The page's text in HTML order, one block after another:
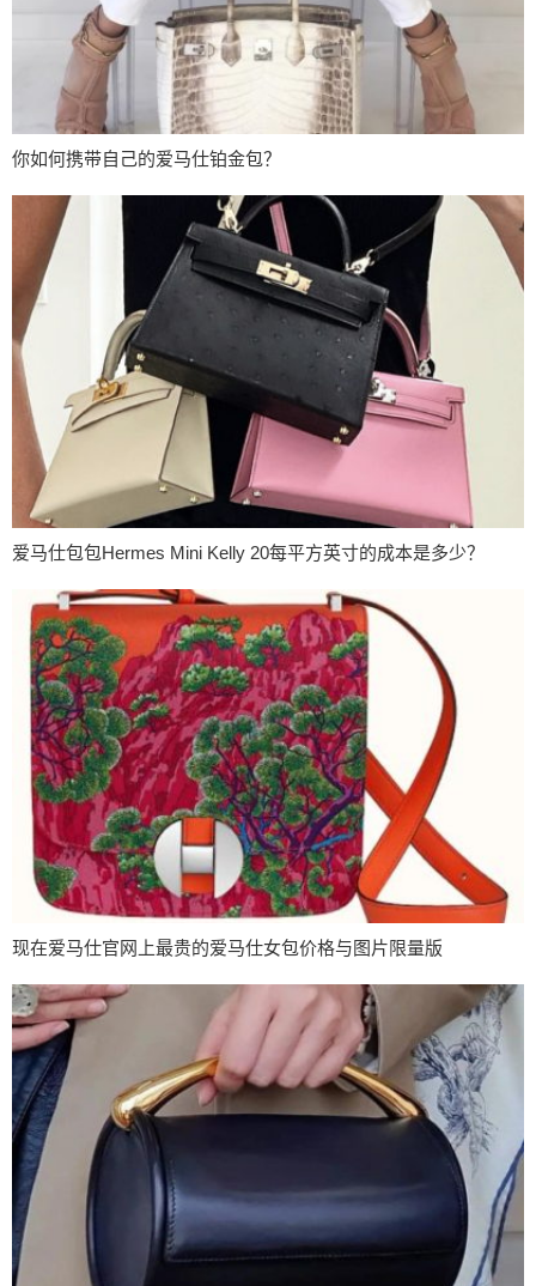
你如何携带自己的爱马仕铂金包？
爱马仕包包Hermes Mini Kelly 20每平方英寸的成本是多少？
现在爱马仕官网上最贵的爱马仕女包价格与图片限量版